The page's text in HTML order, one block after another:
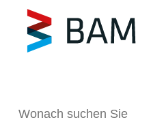
BAM
Wonach suchen Sie